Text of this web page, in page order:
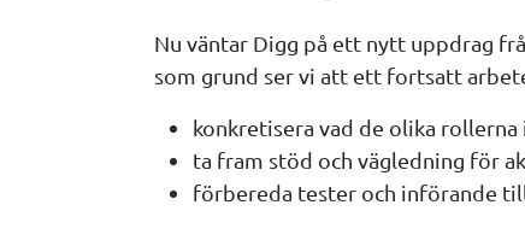
Nu väntar Digg på ett nytt uppdrag
som grund ser vi att ett fortsatt
konkretisera vad de olika
ta fram stöd och vägledning för
förbereda tester och införande